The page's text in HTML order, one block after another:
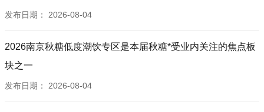
发布日期： 2026-08-04
2026南京秋糖低度潮饮专区是本届秋糖*受业内关注的焦点板
块之一
发布日期： 2026-08-04